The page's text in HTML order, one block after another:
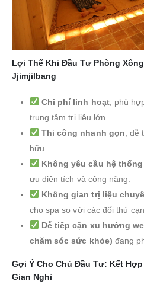
Lợi Thế Khi Đầu Tư Phòng
Jjimjilbang
Chi phí linh hoạt, phù
trung tâm trị liệu lớn.
Thi công nhanh gọn ,
hữu.
Không yêu cầu hệ
ưu diện tích và công năng.
Không gian trị liệu
cho spa so với các đối thủ
Dễ tiếp cận xu hướng
chăm sóc sức khỏe) đang
Gợi Ý Cho Chủ Đầu Tư: Kết
Gian Nghỉ